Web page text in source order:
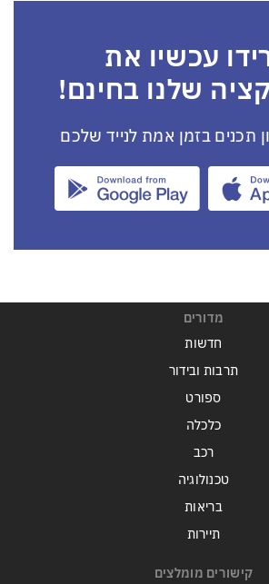
עכשיו את
שלנו בחינם!
תכנים בזמן אמת לנייד שלכם
מדורים
חדשות
תרבות ובידור
ספורט
כלכלה
רכב
טכנולוגיה
בריאות
תיירות
קישורים מומלצים